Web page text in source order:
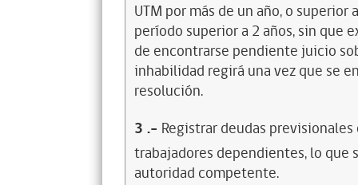
UTM por más de un año, o
período superior a 2 años, sin que
de encontrarse pendiente juicio
inhabilidad regirá una vez que se
resolución.
3 .- Registrar deudas
trabajadores dependientes, lo
autoridad competente.